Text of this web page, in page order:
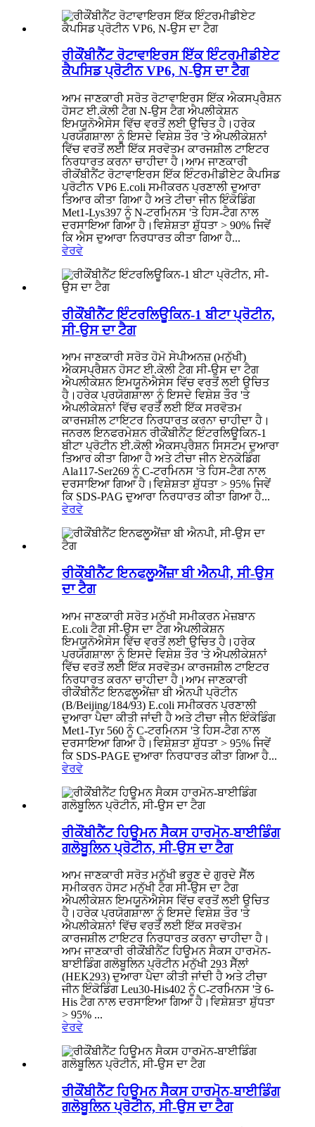
ਰੀਕੌਂਬੀਨੈਂਟ ਰੋਟਾਵਾਇਰਸ ਇੱਕ ਇੰਟਰਮੀਡੀਏਟ
ਕੈਪਸਿਡ ਪ੍ਰੋਟੀਨ VP6, N-ਉਸ ਦਾ ਟੈਗ
ਆਮ ਜਾਣਕਾਰੀ ਸਰੋਤ ਰੋਟਾਵਾਇਰਸ ਇੱਕ ਐਕਸਪ੍ਰੈਸ਼ਨ
ਹੋਸਟ ਈ.ਕੋਲੀ ਟੈਗ N-ਉਸ ਟੈਗ ਐਪਲੀਕੇਸ਼ਨ
ਇਮਯੂਨੋਐਸੇਸ ਵਿੱਚ ਵਰਤੋਂ ਲਈ ਉਚਿਤ ਹੈ।ਹਰੇਕ
ਪ੍ਰਯੋਗਸ਼ਾਲਾ ਨੂੰ ਇਸਦੇ ਵਿਸ਼ੇਸ਼ ਤੌਰ 'ਤੇ ਐਪਲੀਕੇਸ਼ਨਾਂ
ਵਿੱਚ ਵਰਤੋਂ ਲਈ ਇੱਕ ਸਰਵੋਤਮ ਕਾਰਜਸ਼ੀਲ ਟਾਇਟਰ
ਨਿਰਧਾਰਤ ਕਰਨਾ ਚਾਹੀਦਾ ਹੈ।ਆਮ ਜਾਣਕਾਰੀ
ਰੀਕੋਂਬੀਨੈਂਟ ਰੋਟਾਵਾਇਰਸ ਇੱਕ ਇੰਟਰਮੀਡੀਏਟ ਕੈਪਸਿਡ
ਪ੍ਰੋਟੀਨ VP6 E.coli ਸਮੀਕਰਨ ਪ੍ਰਣਾਲੀ ਦੁਆਰਾ
ਤਿਆਰ ਕੀਤਾ ਗਿਆ ਹੈ ਅਤੇ ਟੀਚਾ ਜੀਨ ਇੰਕੋਡਿੰਗ
Met1-Lys397 ਨੂੰ N-ਟਰਮਿਨਸ 'ਤੇ ਹਿਸ-ਟੈਗ ਨਾਲ
ਦਰਸਾਇਆ ਗਿਆ ਹੈ।ਵਿਸ਼ੇਸ਼ਤਾ ਸ਼ੁੱਧਤਾ > 90% ਜਿਵੇਂ
ਕਿ ਐਸ ਦੁਆਰਾ ਨਿਰਧਾਰਤ ਕੀਤਾ ਗਿਆ ਹੈ...
ਵੇਰਵੇ
ਰੀਕੌਂਬੀਨੈਂਟ ਇੰਟਰਲਿਊਕਿਨ-1 ਬੀਟਾ ਪ੍ਰੋਟੀਨ,
ਸੀ-ਉਸ ਦਾ ਟੈਗ
ਆਮ ਜਾਣਕਾਰੀ ਸਰੋਤ ਹੋਮੋ ਸੇਪੀਅਨਜ਼ (ਮਨੁੱਖੀ)
ਐਕਸਪ੍ਰੈਸ਼ਨ ਹੋਸਟ ਈ.ਕੋਲੀ ਟੈਗ ਸੀ-ਉਸ ਦਾ ਟੈਗ
ਐਪਲੀਕੇਸ਼ਨ ਇਮਯੂਨੋਐਸੇਸ ਵਿੱਚ ਵਰਤੋਂ ਲਈ ਉਚਿਤ
ਹੈ।ਹਰੇਕ ਪ੍ਰਯੋਗਸ਼ਾਲਾ ਨੂੰ ਇਸਦੇ ਵਿਸ਼ੇਸ਼ ਤੌਰ 'ਤੇ
ਐਪਲੀਕੇਸ਼ਨਾਂ ਵਿੱਚ ਵਰਤੋਂ ਲਈ ਇੱਕ ਸਰਵੋਤਮ
ਕਾਰਜਸ਼ੀਲ ਟਾਇਟਰ ਨਿਰਧਾਰਤ ਕਰਨਾ ਚਾਹੀਦਾ ਹੈ।
ਜਨਰਲ ਇਨਫਰਮੇਸ਼ਨ ਰੀਕੌਂਬੀਨੈਂਟ ਇੰਟਰਲਿਊਕਿਨ-1
ਬੀਟਾ ਪ੍ਰੋਟੀਨ ਈ.ਕੋਲੀ ਐਕਸਪ੍ਰੈਸ਼ਨ ਸਿਸਟਮ ਦੁਆਰਾ
ਤਿਆਰ ਕੀਤਾ ਗਿਆ ਹੈ ਅਤੇ ਟੀਚਾ ਜੀਨ ਏਨਕੋਡਿੰਗ
Ala117-Ser269 ਨੂੰ C-ਟਰਮਿਨਸ 'ਤੇ ਹਿਸ-ਟੈਗ ਨਾਲ
ਦਰਸਾਇਆ ਗਿਆ ਹੈ।ਵਿਸ਼ੇਸ਼ਤਾ ਸ਼ੁੱਧਤਾ > 95% ਜਿਵੇਂ
ਕਿ SDS-PAG ਦੁਆਰਾ ਨਿਰਧਾਰਤ ਕੀਤਾ ਗਿਆ ਹੈ...
ਵੇਰਵੇ
ਰੀਕੌਂਬੀਨੈਂਟ ਇਨਫਲੂਐਂਜ਼ਾ ਬੀ ਐਨਪੀ, ਸੀ-ਉਸ
ਦਾ ਟੈਗ
ਆਮ ਜਾਣਕਾਰੀ ਸਰੋਤ ਮਨੁੱਖੀ ਸਮੀਕਰਨ ਮੇਜ਼ਬਾਨ
E.coli ਟੈਗ ਸੀ-ਉਸ ਦਾ ਟੈਗ ਐਪਲੀਕੇਸ਼ਨ
ਇਮਯੂਨੋਐਸੇਸ ਵਿੱਚ ਵਰਤੋਂ ਲਈ ਉਚਿਤ ਹੈ।ਹਰੇਕ
ਪ੍ਰਯੋਗਸ਼ਾਲਾ ਨੂੰ ਇਸਦੇ ਵਿਸ਼ੇਸ਼ ਤੌਰ 'ਤੇ ਐਪਲੀਕੇਸ਼ਨਾਂ
ਵਿੱਚ ਵਰਤੋਂ ਲਈ ਇੱਕ ਸਰਵੋਤਮ ਕਾਰਜਸ਼ੀਲ ਟਾਇਟਰ
ਨਿਰਧਾਰਤ ਕਰਨਾ ਚਾਹੀਦਾ ਹੈ।ਆਮ ਜਾਣਕਾਰੀ
ਰੀਕੌਂਬੀਨੈਂਟ ਇਨਫਲੂਐਂਜ਼ਾ ਬੀ ਐਨਪੀ ਪ੍ਰੋਟੀਨ
(B/Beijing/184/93) E.coli ਸਮੀਕਰਨ ਪ੍ਰਣਾਲੀ
ਦੁਆਰਾ ਪੈਦਾ ਕੀਤੀ ਜਾਂਦੀ ਹੈ ਅਤੇ ਟੀਚਾ ਜੀਨ ਇੰਕੋਡਿੰਗ
Met1-Tyr 560 ਨੂੰ C-ਟਰਮਿਨਸ 'ਤੇ ਹਿਸ-ਟੈਗ ਨਾਲ
ਦਰਸਾਇਆ ਗਿਆ ਹੈ।ਵਿਸ਼ੇਸ਼ਤਾ ਸ਼ੁੱਧਤਾ > 95% ਜਿਵੇਂ
ਕਿ SDS-PAGE ਦੁਆਰਾ ਨਿਰਧਾਰਤ ਕੀਤਾ ਗਿਆ ਹੈ...
ਵੇਰਵੇ
ਰੀਕੌਂਬੀਨੈਂਟ ਹਿਊਮਨ ਸੈਕਸ ਹਾਰਮੋਨ-ਬਾਈਡਿੰਗ
ਗਲੋਬੂਲਿਨ ਪ੍ਰੋਟੀਨ, ਸੀ-ਉਸ ਦਾ ਟੈਗ
ਆਮ ਜਾਣਕਾਰੀ ਸਰੋਤ ਮਨੁੱਖੀ ਭਰੂਣ ਦੇ ਗੁਰਦੇ ਸੈੱਲ
ਸਮੀਕਰਨ ਹੋਸਟ ਮਨੁੱਖੀ ਟੈਗ ਸੀ-ਉਸ ਦਾ ਟੈਗ
ਐਪਲੀਕੇਸ਼ਨ ਇਮਯੂਨੋਐਸੇਸ ਵਿੱਚ ਵਰਤੋਂ ਲਈ ਉਚਿਤ
ਹੈ।ਹਰੇਕ ਪ੍ਰਯੋਗਸ਼ਾਲਾ ਨੂੰ ਇਸਦੇ ਵਿਸ਼ੇਸ਼ ਤੌਰ 'ਤੇ
ਐਪਲੀਕੇਸ਼ਨਾਂ ਵਿੱਚ ਵਰਤੋਂ ਲਈ ਇੱਕ ਸਰਵੋਤਮ
ਕਾਰਜਸ਼ੀਲ ਟਾਇਟਰ ਨਿਰਧਾਰਤ ਕਰਨਾ ਚਾਹੀਦਾ ਹੈ।
ਆਮ ਜਾਣਕਾਰੀ ਰੀਕੌਂਬੀਨੈਂਟ ਹਿਊਮਨ ਸੈਕਸ ਹਾਰਮੋਨ-
ਬਾਈਡਿੰਗ ਗਲੋਬੂਲਿਨ ਪ੍ਰੋਟੀਨ ਮਨੁੱਖੀ 293 ਸੈੱਲਾਂ
(HEK293) ਦੁਆਰਾ ਪੈਦਾ ਕੀਤੀ ਜਾਂਦੀ ਹੈ ਅਤੇ ਟੀਚਾ
ਜੀਨ ਇੰਕੋਡਿੰਗ Leu30-His402 ਨੂੰ C-ਟਰਮਿਨਸ 'ਤੇ 6-
His ਟੈਗ ਨਾਲ ਦਰਸਾਇਆ ਗਿਆ ਹੈ।ਵਿਸ਼ੇਸ਼ਤਾ ਸ਼ੁੱਧਤਾ
> 95% ...
ਵੇਰਵੇ
ਰੀਕੌਂਬੀਨੈਂਟ ਹਿਊਮਨ ਸੈਕਸ ਹਾਰਮੋਨ-ਬਾਈਡਿੰਗ
ਗਲੋਬੂਲਿਨ ਪ੍ਰੋਟੀਨ, ਸੀ-ਉਸ ਦਾ ਟੈਗ